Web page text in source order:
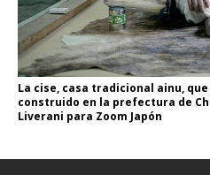
La cise, casa tradicional ainu,
construido en la prefectura de
Liverani para Zoom Japón